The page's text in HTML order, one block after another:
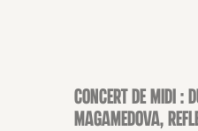
CONCERT
Concert de midi :
Magamedova,